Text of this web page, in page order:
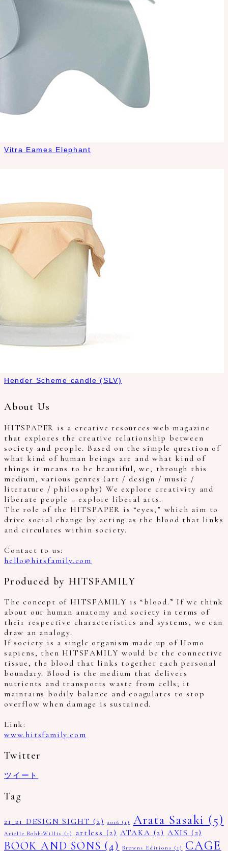
Vitra Eames Elephant
Hender Scheme candle (SLV)
About Us
HITSPAPER is a creative resources web magazine
that explores the creative relationship between
society and people. Based on the simple question of
what kind of human beings are and what kind of
things it means to be beautiful, we, through this
medium, various genres (art / design / music /
literature / philosophy) We explore creativity and
liberate people = explore liberal arts.
The role of the HITSPAPER is “eyes,” which aim to
drive social change by acting as the blood that links
and circulates within society.
Contact to us:
hello@hitsfamily.com
Produced by HITSFAMILY
The concept of HITSFAMILY is “blood.” If we think
about our human anatomy and society in terms of
their respective characteristics and systems, we can
draw an analogy.
If society is a single organism made up of Homo
sapiens, then HITSFAMILY would be the connective
tissue, the blood that links together each personal
boundary. Blood is the medium that delivers
nutrients and transports waste from cells; it
maintains bodily balance and coagulates to stop
overflow when damage is sustained.
Link:
www.hitsfamily.com
Twitter
ツイート
Tag
21_21 DESIGN SIGHT (2) 2016 (1) Arata Sasaki (5)
Arielle Bobb-Willis (1) artless (2) ATAKA (2) AXIS (2)
BOOK AND SONS (4) Browns Editions (1) CAGE